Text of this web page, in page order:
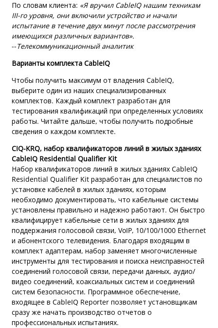
По словам клиента: «Я вручил CableIQ нашим техникам
III-го уровня, они включили устройство и начали
испытание в течение двух минут после рассмотрения
имеющихся различных вариантов».
--Телекоммуникационный аналитик
Варианты комплекта CableIQ
Чтобы получить максимум от владения CableIQ,
выберите один из наших специализированных
комплектов. Каждый комплект разработан для
тестирования квалификаций при определенных условиях
работы. Читайте дальше, чтобы получить подробные
сведения о каждом комплекте.
CIQ-KRQ, набор квалификаторов линий в жилых зданиях
CableIQ Residential Qualifier Kit
Набор квалификаторов линий в жилых зданиях CableIQ
Residential Qualifier Kit разработан для специалистов по
установке кабелей в жилых зданиях, которым
необходимо документировать, что кабельные системы
установлены правильно и надежно работают. Он быстро
квалифицирует кабельные сети в жилых зданиях для
поддержания голосовой связи, VoIP, 10/100/1000 Ethernet
и абонентского телевидения. Благодаря входящим в
комплект адаптерам, набор заменяет многочисленные
инструменты для тестирования и поиска неисправностей
соединений голосовой связи, передачи данных, аудио/
видео соединений, коаксиальных систем и соединений
систем безопасности. Программное обеспечение,
входящее в CableIQ Reporter позволяет установщикам
сразу же начать производство отчетов о
профессиональных испытаниях.